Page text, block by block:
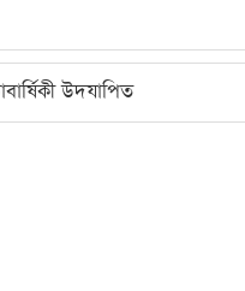
উদযাপিত